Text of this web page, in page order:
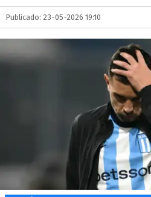
Publicado: 23-05-2026 19:10